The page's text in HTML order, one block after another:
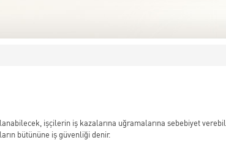
işçilerin iş kazalarına uğramalarına sebebiyet
bütününe iş güvenliği denir.